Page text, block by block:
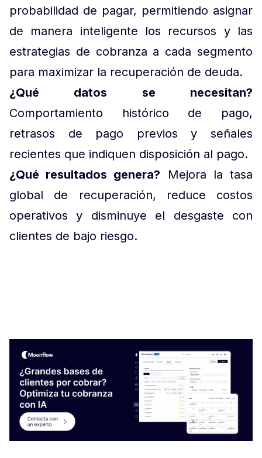
probabilidad de pagar, permitiendo asignar
de manera inteligente los recursos y las
estrategias de cobranza a cada segmento
para maximizar la recuperación de deuda.
¿Qué datos se necesitan?
Comportamiento histórico de pago,
retrasos de pago previos y señales
recientes que indiquen disposición al pago.
¿Qué resultados genera? Mejora la tasa
global de recuperación, reduce costos
operativos y disminuye el desgaste con
clientes de bajo riesgo.